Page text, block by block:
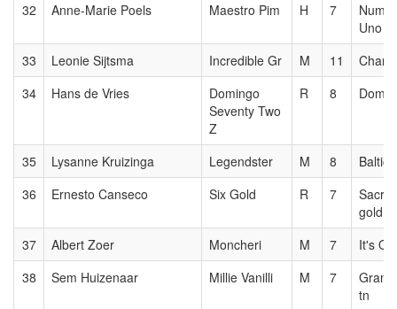
32
Anne-Marie Poels Maestro Pim H 7
Uno
33
Leonie Sijtsma Incredible Gr M 11
34
Hans de Vries
Domingo
Seventy Two
Z
R 8
35 Lysanne Kruizinga Legendster M 8
Baltic
36
Ernesto Canseco Six Gold R 7
gold
37
Albert Zoer Moncheri M 7
It's
38
Sem Huizenaar Millie Vanilli M 7
tn